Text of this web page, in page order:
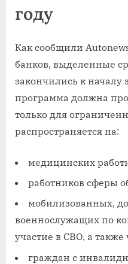
году
Как сообщили
банков, выделенные
закончились к началу
программа должна
только для
распространяется на:
медицинских
работников сферы
мобилизованных,
военнослужащих по
участие в СВО, а
граждан с